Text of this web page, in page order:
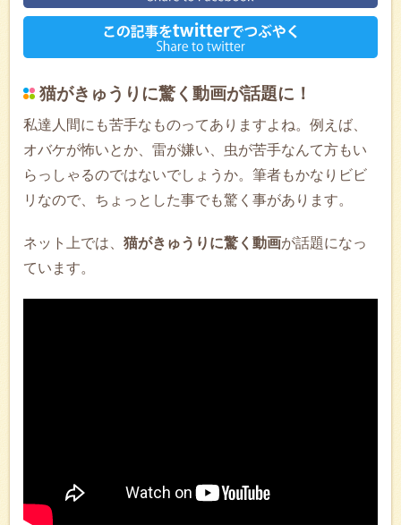
猫がきゅうりに驚く動画が話題に！
私達人間にも苦手なものってありますよね。例えば、
オバケが怖いとか、雷が嫌い、虫が苦手なんて方もい
らっしゃるのではないでしょうか。筆者もかなりビビ
リなので、ちょっとした事でも驚く事があります。
ネット上では、 猫がきゅうりに驚く動画が話題になっ
ています。